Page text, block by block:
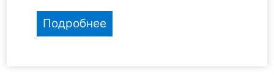
Подробнее